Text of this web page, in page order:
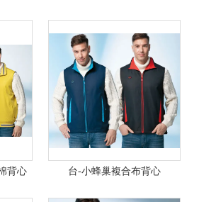
背心 台-小蜂巢複合布背心